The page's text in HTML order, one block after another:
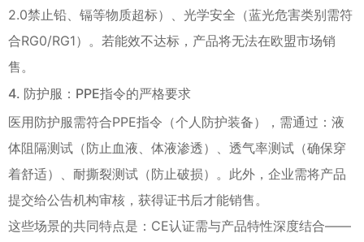
2.0禁止铅、镉等物质超标）、光学安全（蓝光危害类别需符
合RG0/RG1）。若能效不达标，产品将无法在欧盟市场销
售。
4. 防护服：PPE指令的严格要求
医用防护服需符合PPE指令（个人防护装备），需通过：液
体阻隔测试（防止血液、体液渗透）、透气率测试（确保穿
着舒适）、耐撕裂测试（防止破损）。此外，企业需将产品
提交给公告机构审核，获得证书后才能销售。
这些场景的共同特点是：CE认证需与产品特性深度结合——